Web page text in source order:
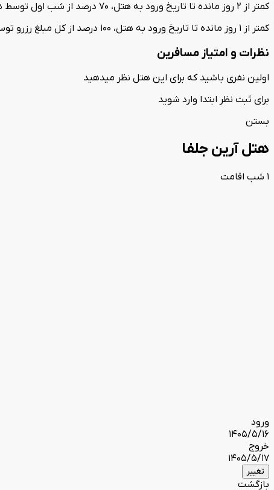
کمتر از 2 روز مانده تا تاریخ ورود به هتل، 70 درصد از شب اول توسط هتل کسر می‌گردد.
کمتر از 1 روز مانده تا تاریخ ورود به هتل، 100 درصد از کل مبلغ رزرو توسط هتل کسر می‌گردد.
نظرات و امتیاز مسافرین
اولین نفری باشید که برای این هتل نظر میدهید
برای ثبت نظر ابتدا وارد شوید
بستن
هتل آرین جلفا
1 شب اقامت
ورود
1405/5/16
خروج
1405/5/17
تغییر
بازگشت